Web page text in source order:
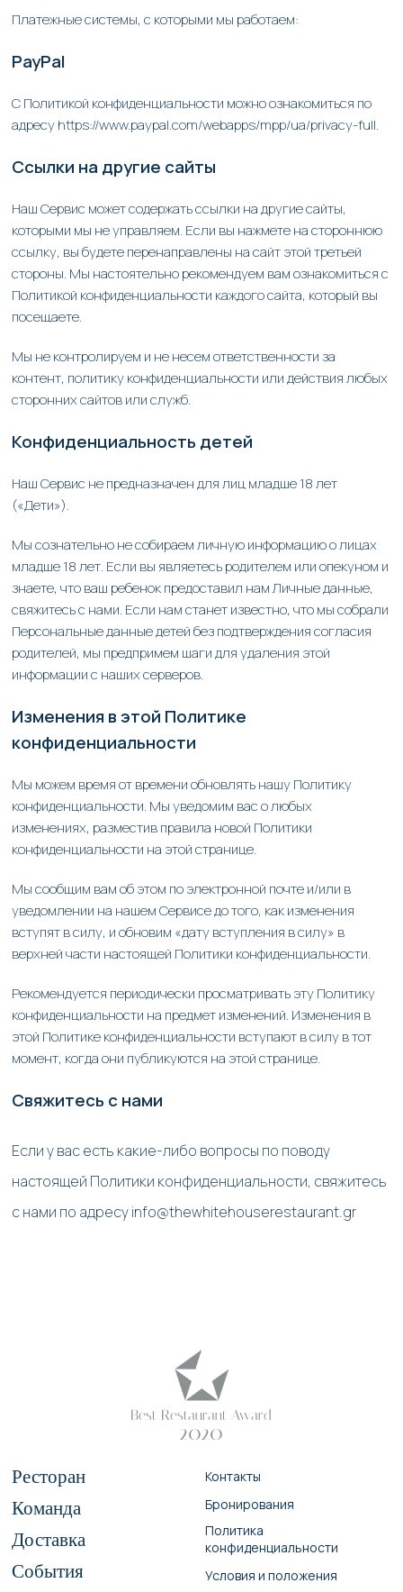
Платежные системы, с которыми мы работаем:
PayPal
С Политикой конфиденциальности можно ознакомиться по
адресу https://www.paypal.com/webapps/mpp/ua/privacy-full.
Ссылки на другие сайты
Наш Сервис может содержать ссылки на другие сайты,
которыми мы не управляем. Если вы нажмете на стороннюю
ссылку, вы будете перенаправлены на сайт этой третьей
стороны. Мы настоятельно рекомендуем вам ознакомиться с
Политикой конфиденциальности каждого сайта, который вы
посещаете.
Мы не контролируем и не несем ответственности за
контент, политику конфиденциальности или действия любых
сторонних сайтов или служб.
Конфиденциальность детей
Наш Сервис не предназначен для лиц младше 18 лет
(«Дети»).
Мы сознательно не собираем личную информацию о лицах
младше 18 лет. Если вы являетесь родителем или опекуном и
знаете, что ваш ребенок предоставил нам Личные данные,
свяжитесь с нами. Если нам станет известно, что мы собрали
Персональные данные детей без подтверждения согласия
родителей, мы предпримем шаги для удаления этой
информации с наших серверов.
Изменения в этой Политике
конфиденциальности
Мы можем время от времени обновлять нашу Политику
конфиденциальности. Мы уведомим вас о любых
изменениях, разместив правила новой Политики
конфиденциальности на этой странице.
Мы сообщим вам об этом по электронной почте и/или в
уведомлении на нашем Сервисе до того, как изменения
вступят в силу, и обновим «дату вступления в силу» в
верхней части настоящей Политики конфиденциальности.
Рекомендуется периодически просматривать эту Политику
конфиденциальности на предмет изменений. Изменения в
этой Политике конфиденциальности вступают в силу в тот
момент, когда они публикуются на этой странице.
Свяжитесь с нами
Если у вас есть какие-либо вопросы по поводу
настоящей Политики конфиденциальности, свяжитесь
с нами по адресу info@thewhitehouserestaurant.gr
Best Restaurant Award
2020
Ресторан
Команда
Доставка
События
Контакты
Бронирования
Политика
конфиденциальности
Условия и положения